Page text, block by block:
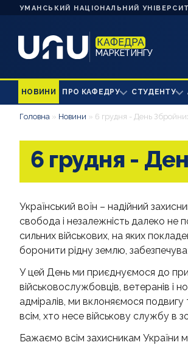
УМАНСЬКИЙ НАЦІОНАЛЬНИЙ
КАФЕДРА
МАРКЕТИНГУ
НОВИНИ ПРО КАФЕДРУ СТУДЕНТУ
Головна » Новини » 6 грудня - День
6 грудня -
Український воїн – надійний
свобода і незалежність далеко не
сильних військових, на яких
боронити рідну землю,
У цей День ми приєднуємося до
військовослужбовців, ветеранів і
адміралів, ми вклоняємося
всім, хто несе військову службу в
Бажаємо всім захисникам України